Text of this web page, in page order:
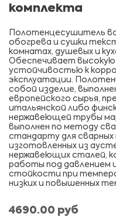
комплекта
Полотенцесушитель
обогрева и сушки
комнатах, душевых и
Обеспечивает
устойчивостью к
эксплуатации.
собой изделие,
европейского сырья,
итальянской либо
нержавеющей трубы
выполнен по методу
стандарту для сварных
изготовленных из
нержавеющих сталей,
работы под давлением
стойкости при
низких и повышенных
4690.00 руб